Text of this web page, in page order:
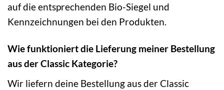
auf die entsprechenden Bio-Siegel und
Kennzeichnungen bei den Produkten.
Wie funktioniert die Lieferung meiner Bestellung
aus der Classic Kategorie?
Wir liefern deine Bestellung aus der Classic